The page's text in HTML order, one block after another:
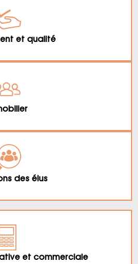
et qualité
des élus
et commerciale